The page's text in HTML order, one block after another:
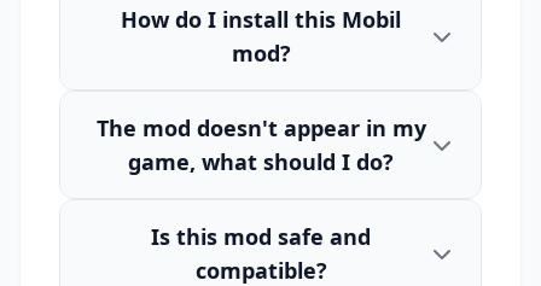
How do I install this Mobil
mod?
The mod doesn't appear in my
game, what should I do?
Is this mod safe and
compatible?